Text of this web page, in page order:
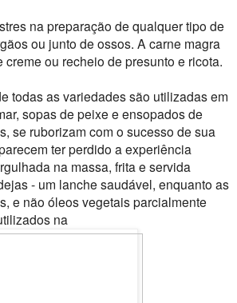
na preparação de qualquer tipo de
ou junto de ossos. A carne magra
creme ou recheio de presunto e ricota.
todas as variedades são utilizadas em
sopas de peixe e ensopados de
se ruborizam com o sucesso de sua
ter perdido a experiência
na massa, frita e servida
- um lanche saudável, enquanto as
e não óleos vegetais parcialmente
na